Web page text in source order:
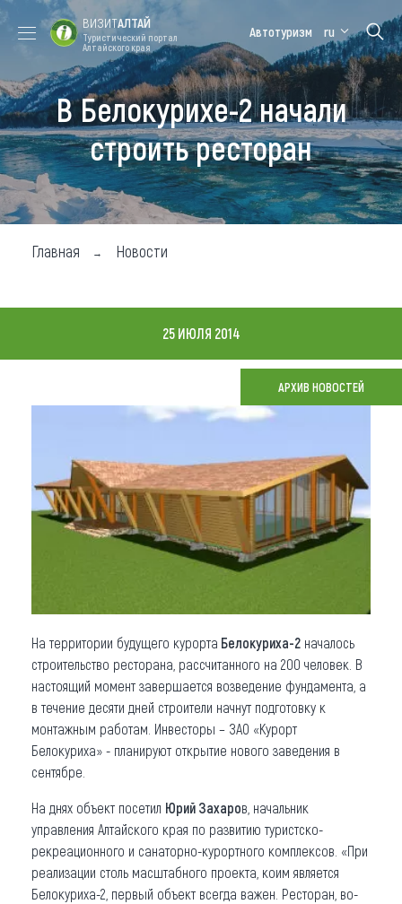
Форум VISIT
ALTAI
Цветение
маральника
Медицинский
форум
Алтайская
зимовка
Туры
Где побывать
Где поесть
Карта
О регионе
Коллекция впечатлений
Другие рубрики
ВИЗИТАЛТАЙ
Туристический портал
Алтайского края
Автотуризм ru
В Белокурихе-2 начали
строить ресторан
Главная Новости
25 ИЮЛЯ 2014
АРХИВ НОВОСТЕЙ
На территории будущего курорта Белокуриха-2 началось
строительство ресторана, рассчитанного на 200 человек. В
настоящий момент завершается возведение фундамента, а
в течение десяти дней строители начнут подготовку к
монтажным работам. Инвесторы – ЗАО «Курорт
Белокуриха» - планируют открытие нового заведения в
сентябре.
На днях объект посетил Юрий Захаров, начальник
управления Алтайского края по развитию туристско-
рекреационного и санаторно-курортного комплексов. «При
реализации столь масштабного проекта, коим является
Белокуриха-2, первый объект всегда важен. Ресторан, во-